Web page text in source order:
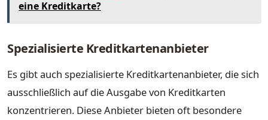
eine Kreditkarte?
Spezialisierte Kreditkartenanbieter
Es gibt auch spezialisierte Kreditkartenanbieter, die sich
ausschließlich auf die Ausgabe von Kreditkarten
konzentrieren. Diese Anbieter bieten oft besondere